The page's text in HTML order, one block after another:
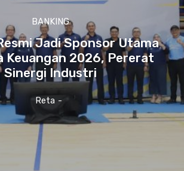
BANKING
Jadi Sponsor Utama
Keuangan 2026, Pererat
Sinergi Industri
Reta -